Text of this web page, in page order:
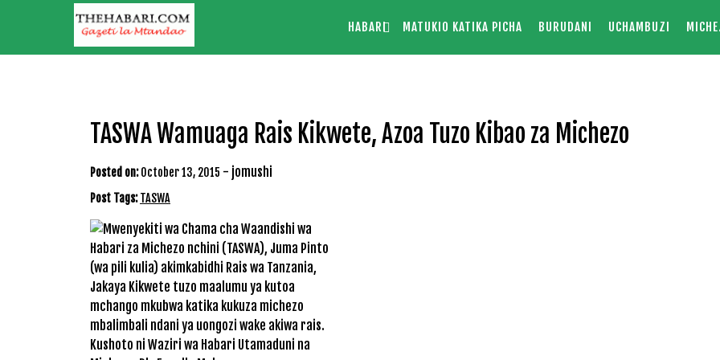
HABARI MATUKIO KATIKA PICHA BURUDANI UCHAMBUZI
TASWA Wamuaga Rais Kikwete, Azoa Tuzo Kibao za Michezo
Posted on: October 13, 2015 - jomushi
Post Tags:TASWA